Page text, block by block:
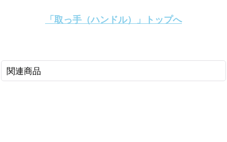
「取っ手（ハンドル）」トップへ
関連商品